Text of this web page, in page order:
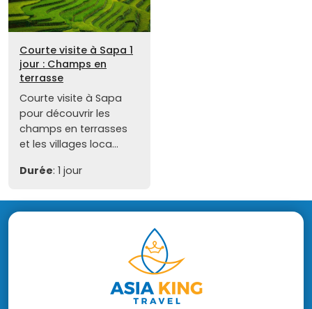
Courte visite à Sapa 1
jour : Champs en
terrasse
Courte visite à Sapa
pour découvrir les
champs en terrasses
et les villages loca...
Durée: 1 jour